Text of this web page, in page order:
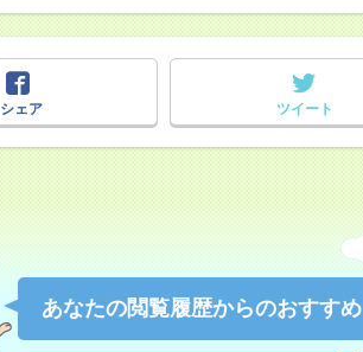
シェア
ツイート
あなたの閲覧履歴からのおすすめ